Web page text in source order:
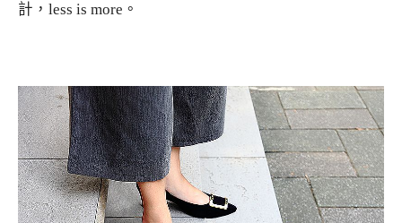
計，less is more。